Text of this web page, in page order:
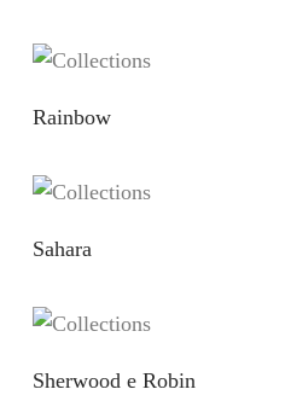
Rainbow
Sahara
Sherwood e Robin